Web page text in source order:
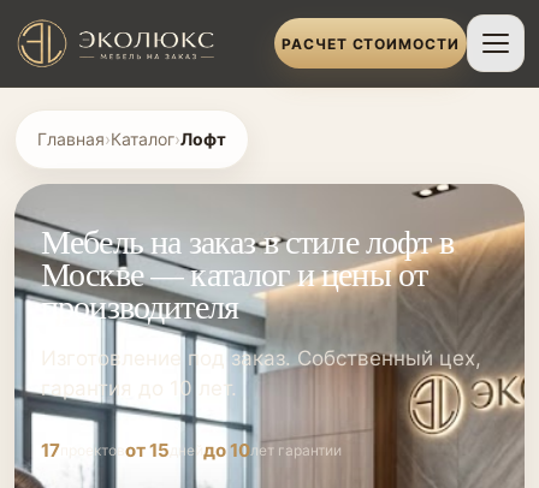
РАСЧЕТ СТОИМОСТИ
Главная›Каталог›Лофт
Мебель на заказ в стиле лофт в
Москве — каталог и цены от
производителя
Изготовление под заказ. Собственный цех,
гарантия до 10 лет.
17 проектов от 15 дней до 10лет гарантии